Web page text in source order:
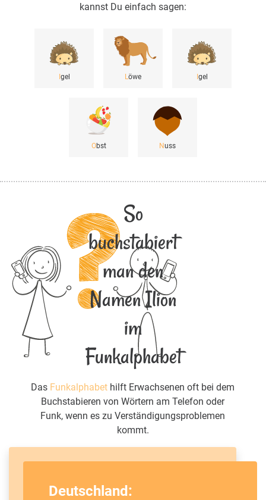
kannst Du einfach sagen:
Igel Löwe Igel
Obst Nuss
So
buchstabiert
man den
Namen Ilion
im
Funkalphabet
Das Funkalphabet hilft Erwachsenen oft bei dem
Buchstabieren von Wörtern am Telefon oder
Funk, wenn es zu Verständigungsproblemen
kommt.
Deutschland: